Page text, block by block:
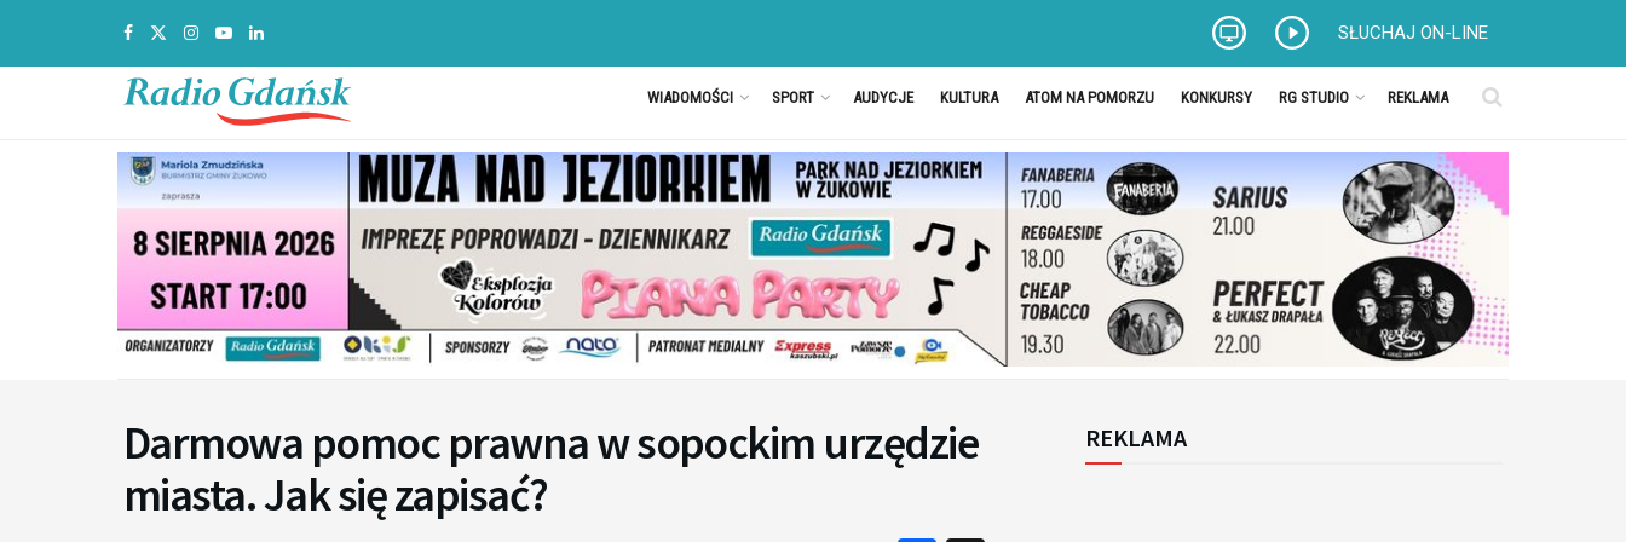
SŁUCHAJ ON-LINE
WIADOMOŚCI SPORT AUDYCJE KULTURA ATOM NA POMORZU KONKURSY RG STUDIO REKLAMA
Darmowa pomoc prawna w sopockim urzędzie
miasta. Jak się zapisać?
REKLAMA